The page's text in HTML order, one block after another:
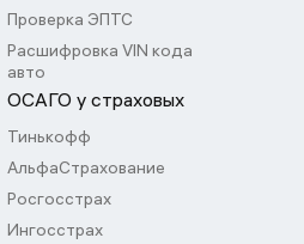
Проверка ЭПТС
Расшифровка VIN кода
авто
ОСАГО у страховых
Тинькофф
АльфаСтрахование
Росгосстрах
Ингосстрах